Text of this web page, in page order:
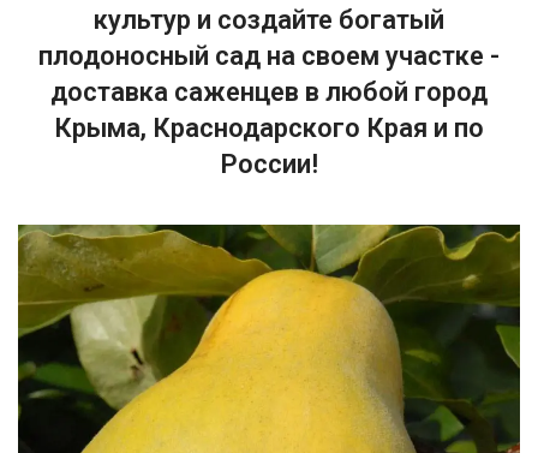
культур и создайте богатый
плодоносный сад на своем участке -
доставка саженцев в любой город
Крыма, Краснодарского Края и по
России!